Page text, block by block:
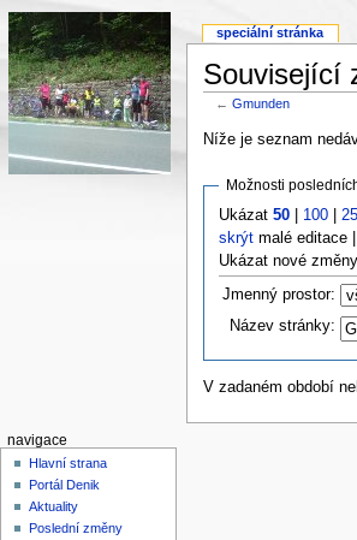
Související
←Gmunden
Níže je seznam
Možnosti
Ukázat50 100
skrýt malé editace
Ukázat nové
Jmenný prostor:
Název stránky:
V zadaném období
speciální stránka
navigace
Hlavní strana
Portál Denik
Aktuality
Poslední změny